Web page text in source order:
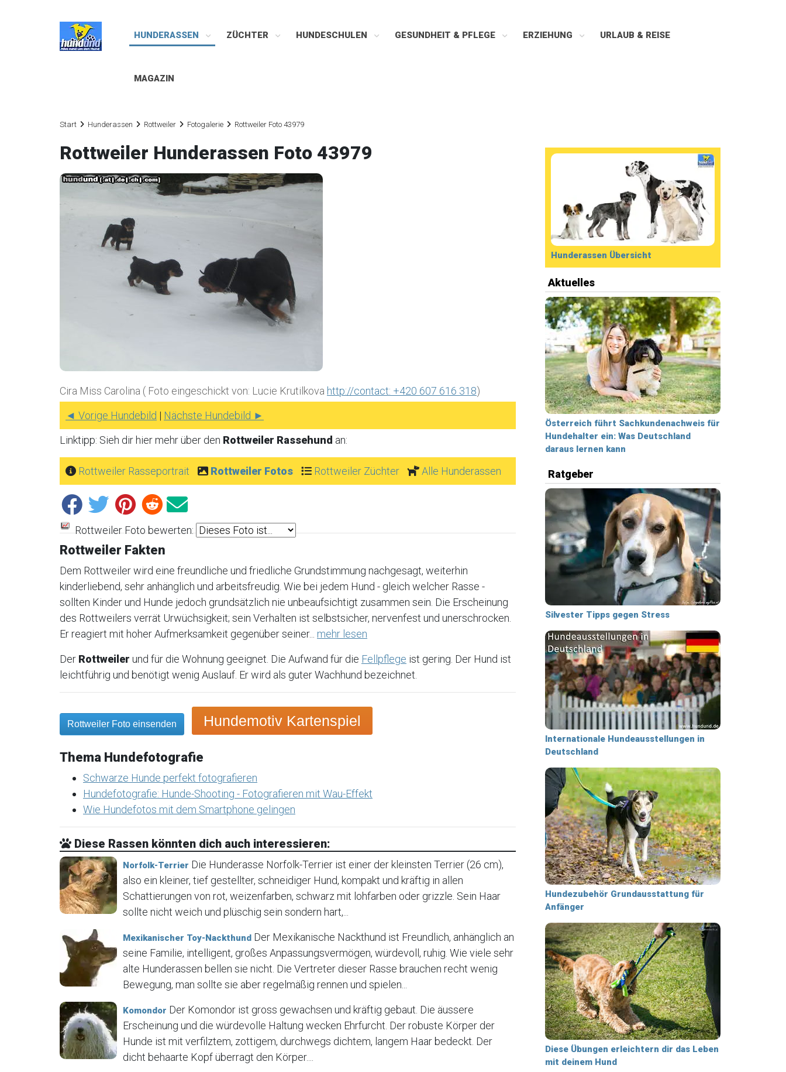
HUNDERASSEN ZÜCHTER HUNDESCHULEN GESUNDHEIT & PFLEGE ERZIEHUNG URLAUB & REISE
MAGAZIN
Start Hunderassen Rottweiler Fotogalerie Rottweiler Foto 43979
Rottweiler Hunderassen Foto 43979
Cira Miss Carolina ( Foto eingeschickt von: Lucie Krutilkova http://contact: +420 607 616 318)
◄ Vorige Hundebild | Nächste Hundebild ►
Linktipp: Sieh dir hier mehr über den Rottweiler Rassehund an:
Rottweiler Rasseportrait Rottweiler Fotos Rottweiler Züchter Alle Hunderassen
Rottweiler Foto bewerten:
Rottweiler Fakten
Dem Rottweiler wird eine freundliche und friedliche Grundstimmung nachgesagt, weiterhin
kinderliebend, sehr anhänglich und arbeitsfreudig. Wie bei jedem Hund - gleich welcher Rasse -
sollten Kinder und Hunde jedoch grundsätzlich nie unbeaufsichtigt zusammen sein. Die Erscheinung
des Rottweilers verrät Urwüchsigkeit; sein Verhalten ist selbstsicher, nervenfest und unerschrocken.
Er reagiert mit hoher Aufmerksamkeit gegenüber seiner... mehr lesen
Der Rottweiler und für die Wohnung geeignet. Die Aufwand für die Fellpflege ist gering. Der Hund ist
leichtführig und benötigt wenig Auslauf. Er wird als guter Wachhund bezeichnet.
Rottweiler Foto einsenden Hundemotiv Kartenspiel
Thema Hundefotografie
Schwarze Hunde perfekt fotografieren
Hundefotografie: Hunde-Shooting - Fotografieren mit Wau-Effekt
Wie Hundefotos mit dem Smartphone gelingen
Diese Rassen könnten dich auch interessieren:
Norfolk-Terrier Die Hunderasse Norfolk-Terrier ist einer der kleinsten Terrier (26 cm),
also ein kleiner, tief gestellter, schneidiger Hund, kompakt und kräftig in allen
Schattierungen von rot, weizenfarben, schwarz mit lohfarben oder grizzle. Sein Haar
sollte nicht weich und plüschig sein sondern hart,...
Mexikanischer Toy-Nackthund Der Mexikanische Nackthund ist Freundlich, anhänglich an
seine Familie, intelligent, großes Anpassungsvermögen, würdevoll, ruhig. Wie viele sehr
alte Hunderassen bellen sie nicht. Die Vertreter dieser Rasse brauchen recht wenig
Bewegung, man sollte sie aber regelmäßig rennen und spielen...
Komondor Der Komondor ist gross gewachsen und kräftig gebaut. Die äussere
Erscheinung und die würdevolle Haltung wecken Ehrfurcht. Der robuste Körper der
Hunde ist mit verfilztem, zottigem, durchwegs dichtem, langem Haar bedeckt. Der
dicht behaarte Kopf überragt den Körper....
Hunderassen Übersicht
Aktuelles
Österreich führt Sachkundenachweis für
Hundehalter ein: Was Deutschland
daraus lernen kann
Ratgeber
Silvester Tipps gegen Stress
Internationale Hundeausstellungen in
Deutschland
Hundezubehör Grundausstattung für
Anfänger
Diese Übungen erleichtern dir das Leben
mit deinem Hund